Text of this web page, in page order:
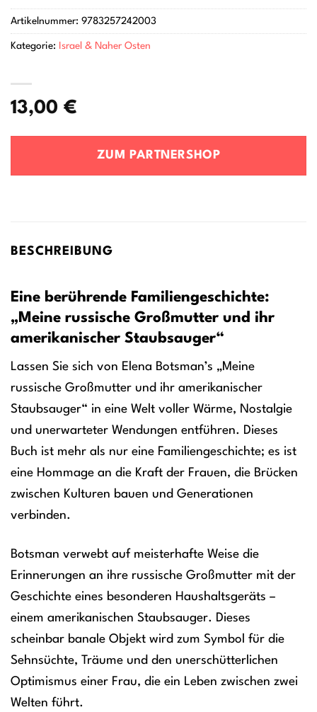
13,00 €
ZUM PARTNERSHOP
Artikelnummer: 9783257242003
Kategorie: Israel & Naher Osten
BESCHREIBUNG
Eine berührende Familiengeschichte:
„Meine russische Großmutter und ihr
amerikanischer Staubsauger“
Lassen Sie sich von Elena Botsman’s „Meine
russische Großmutter und ihr amerikanischer
Staubsauger“ in eine Welt voller Wärme, Nostalgie
und unerwarteter Wendungen entführen. Dieses
Buch ist mehr als nur eine Familiengeschichte; es ist
eine Hommage an die Kraft der Frauen, die Brücken
zwischen Kulturen bauen und Generationen
verbinden.
Botsman verwebt auf meisterhafte Weise die
Erinnerungen an ihre russische Großmutter mit der
Geschichte eines besonderen Haushaltsgeräts –
einem amerikanischen Staubsauger. Dieses
scheinbar banale Objekt wird zum Symbol für die
Sehnsüchte, Träume und den unerschütterlichen
Optimismus einer Frau, die ein Leben zwischen zwei
Welten führt.